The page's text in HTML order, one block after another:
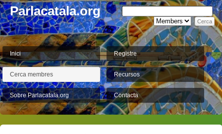
Parlacatala.org
Inici Registre
Cerca membres Recursos
Sobre Parlacatala.org Contacta